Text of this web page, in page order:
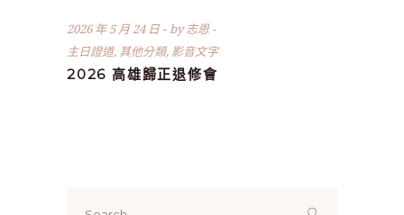
2026 年 5 月 24 日 by志恩
主日證道, 其他分類, 影音文字
2026 高雄歸正退修會